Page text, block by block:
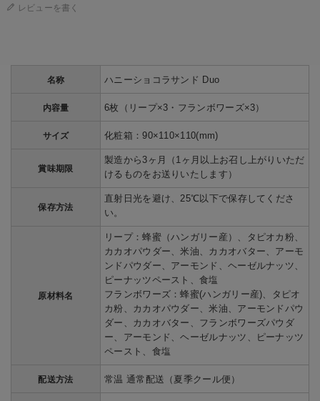
レビューを書く
名称 ハニーショコラサンド Duo
内容量 6枚（リープ×3・フランボワーズ×3）
サイズ 化粧箱：90×110×110(mm)
賞味期限
製造から3ヶ月（1ヶ月以上お召し上がりいただ
けるものをお送りいたします）
保存方法
直射日光を避け、25℃以下で保存してくださ
い。
原材料名
リープ：蜂蜜（ハンガリー産）、タピオカ粉、
カカオパウダー、米油、カカオバター、アーモ
ンドパウダー、アーモンド、ヘーゼルナッツ、
ピーナッツペースト、食塩
フランボワーズ：蜂蜜(ハンガリー産)、タピオ
カ粉、カカオパウダー、米油、アーモンドパウ
ダー、カカオバター、フランボワーズパウダ
ー、アーモンド、ヘーゼルナッツ、ピーナッツ
ペースト、食塩
配送方法 常温 通常配送（夏季クール便）